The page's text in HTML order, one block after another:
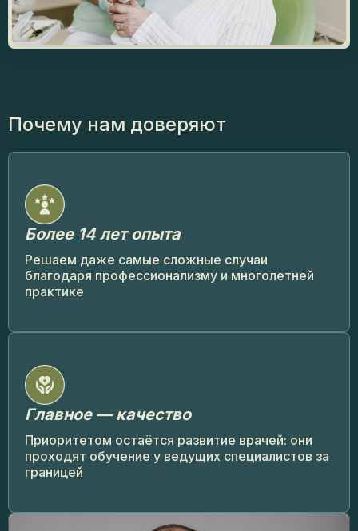
Почему нам доверяют
Более 14 лет опыта
Решаем даже самые сложные случаи
благодаря профессионализму и многолетней
практике
Главное — качество
Приоритетом остаётся развитие врачей: они
проходят обучение у ведущих специалистов за
границей